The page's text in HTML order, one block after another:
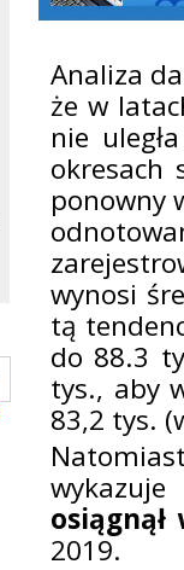
Analiza
że w
nie
okresach
ponowny
wynosi
tą
do 88.3
tys., aby
83,2 tys.
2019.